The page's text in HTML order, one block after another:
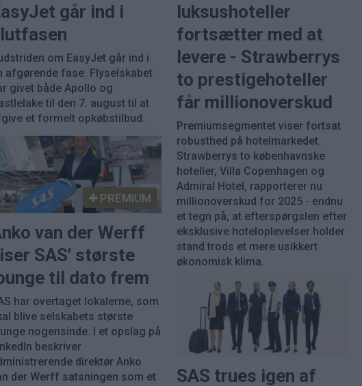
går ind i
om EasyJet går ind i
afgørende fase. Flyselskabet
givet både Apollo og
til den 7. august til at
et formelt opkøbstilbud.
PREMIUM
van der Werff
SAS' største
til dato frem
har overtaget lokalerne, som
blive selskabets største
nogensinde. I et opslag på
beskriver
direktør Anko
der Werff satsningen som et
luksushoteller
fortsætter med at
levere - Strawberrys
to prestigehoteller
får millionoverskud
Premiumsegmentet viser fortsat
robusthed på hotelmarkedet.
Strawberrys to københavnske
hoteller, Villa Copenhagen og
Admiral Hotel, rapporterer nu
millionoverskud for 2025 - endnu
et tegn på, at efterspørgslen efter
eksklusive hoteloplevelser holder
stand trods et mere usikkert
økonomisk klima.
SAS trues igen af